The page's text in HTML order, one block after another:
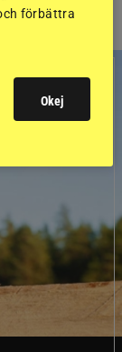
förbättra
Okej